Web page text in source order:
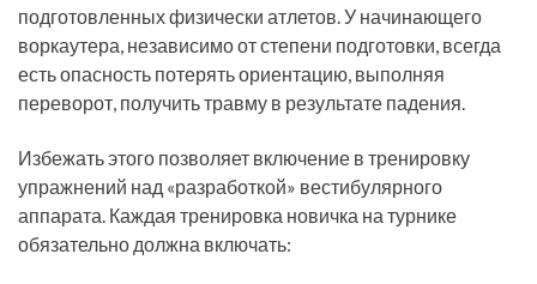
подготовленных физически атлетов. У начинающего
воркаутера, независимо от степени подготовки, всегда
есть опасность потерять ориентацию, выполняя
переворот, получить травму в результате падения.
Избежать этого позволяет включение в тренировку
упражнений над «разработкой» вестибулярного
аппарата. Каждая тренировка новичка на турнике
обязательно должна включать: